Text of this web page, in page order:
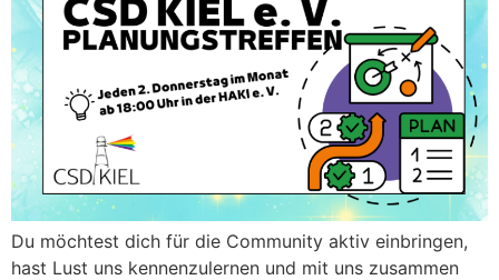
Du möchtest dich für die Community aktiv einbringen,
hast Lust uns kennenzulernen und mit uns zusammen